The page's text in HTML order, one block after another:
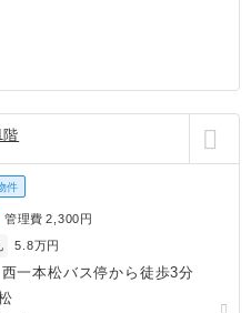
件
管理費 2,300円
5.8万円
一本松バス停から徒歩3分